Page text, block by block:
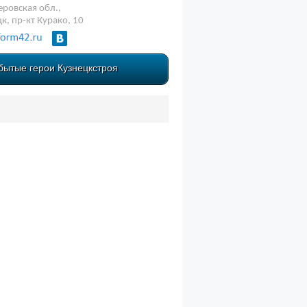
обл.,
пр-кт Курако, 10
герои Кузнецкстроя